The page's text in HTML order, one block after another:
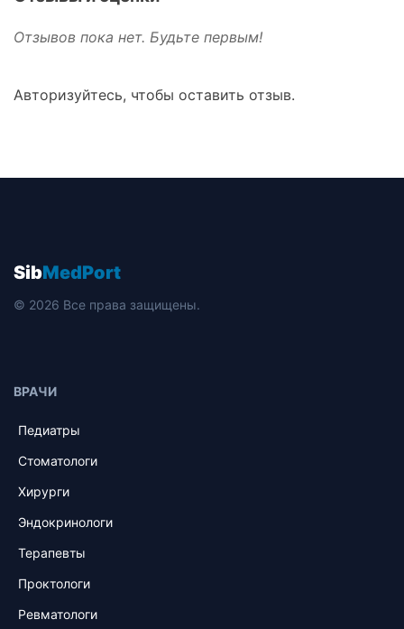
Отзывов пока нет. Будьте первым!
Авторизуйтесь, чтобы оставить отзыв.
SibMedPort
© 2026 Все права защищены.
ВРАЧИ
Педиатры
Стоматологи
Хирурги
Эндокринологи
Терапевты
Проктологи
Ревматологи